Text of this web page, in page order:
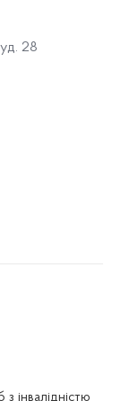
28
інвалідністю